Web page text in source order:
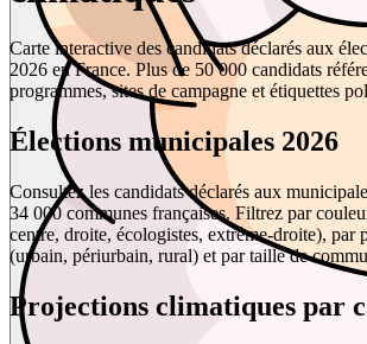
Carte interactive des candidats déclarés aux
2026 en France. Plus de 50 000 candidats
programmes, sites de campagne et étiquettes
Élections municipales 2026
Consultez les candidats déclarés aux
34 000 communes françaises. Filtrez par
centre, droite, écologistes, extrême-droite), par
(urbain, périurbain, rural) et par taille de
Projections climatiques par